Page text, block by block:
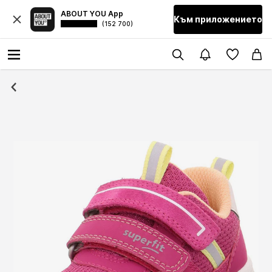
ABOUT YOU App
(152 700) Към приложението